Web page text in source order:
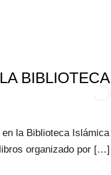
3
BIBLIOTECA
la Biblioteca Islámica
organizado por […]